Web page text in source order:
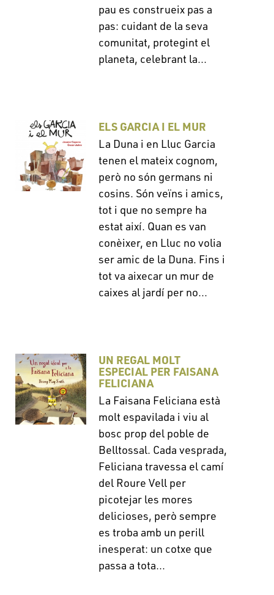
pau es construeix pas a
pas: cuidant de la seva
comunitat, protegint el
planeta, celebrant la...
ELS GARCIA I EL MUR
La Duna i en Lluc Garcia
tenen el mateix cognom,
però no són germans ni
cosins. Són veïns i amics,
tot i que no sempre ha
estat així. Quan es van
conèixer, en Lluc no volia
ser amic de la Duna. Fins i
tot va aixecar un mur de
caixes al jardí per no...
UN REGAL MOLT
ESPECIAL PER FAISANA
FELICIANA
La Faisana Feliciana està
molt espavilada i viu al
bosc prop del poble de
Belltossal. Cada vesprada,
Feliciana travessa el camí
del Roure Vell per
picotejar les mores
delicioses, però sempre
es troba amb un perill
inesperat: un cotxe que
passa a tota...